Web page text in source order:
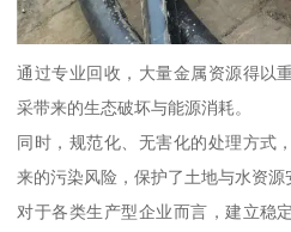
通过专业回收，大量金属资源得以
采带来的生态破坏与能源消耗。
同时，规范化、无害化的处理方式
来的污染风险，保护了土地与水资源
对于各类生产型企业而言，建立稳